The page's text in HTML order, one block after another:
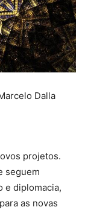
Dalla
projetos.
seguem
e diplomacia,
as novas